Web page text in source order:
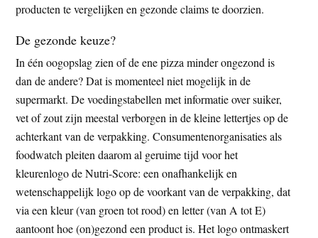
producten te vergelijken en gezonde claims te doorzien.
De gezonde keuze?
In één oogopslag zien of de ene pizza minder ongezond is
dan de andere? Dat is momenteel niet mogelijk in de
supermarkt. De voedingstabellen met informatie over suiker,
vet of zout zijn meestal verborgen in de kleine lettertjes op de
achterkant van de verpakking. Consumentenorganisaties als
foodwatch pleiten daarom al geruime tijd voor het
kleurenlogo de Nutri-Score: een onafhankelijk en
wetenschappelijk logo op de voorkant van de verpakking, dat
via een kleur (van groen tot rood) en letter (van A tot E)
aantoont hoe (on)gezond een product is. Het logo ontmaskert